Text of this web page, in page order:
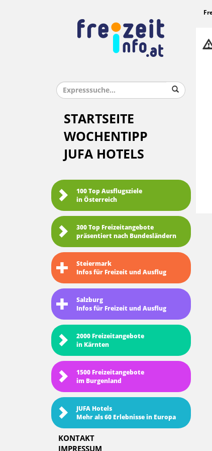
STARTSEITE
WOCHENTIPP
JUFA HOTELS
100 Top Ausflugsziele
in Österreich
300 Top Freizeitangebote
präsentiert nach Bundesländern
Steiermark
Infos für Freizeit und Ausflug
Salzburg
Infos für Freizeit und Ausflug
2000 Freizeitangebote
in Kärnten
1500 Freizeitangebote
im Burgenland
JUFA Hotels
Mehr als 60 Erlebnisse in Europa
KONTAKT
IMPRESSUM